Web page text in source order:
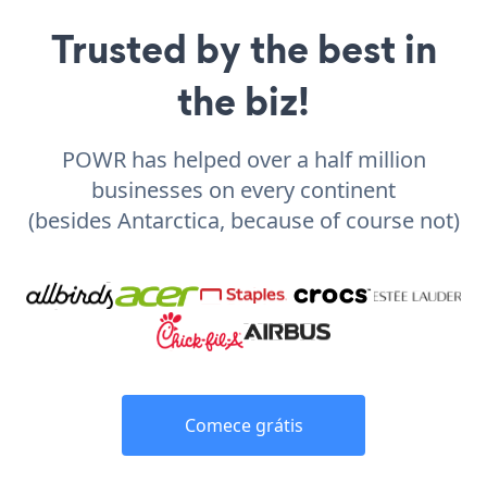
Trusted by the best in
the biz!
POWR has helped over a half million
businesses on every continent
(besides Antarctica, because of course not)
Comece grátis